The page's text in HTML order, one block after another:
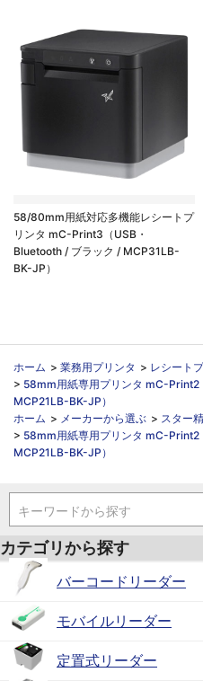
58/80mm用紙対応多機能レシートプ
リンタ mC-Print3（USB・
Bluetooth / ブラック / MCP31LB-
BK-JP）
ホーム > 業務用プリンタ > レシート
> 58mm用紙専用プリンタ mC-
MCP21LB-BK-JP）
ホーム > メーカーから選ぶ > スター
> 58mm用紙専用プリンタ mC-
MCP21LB-BK-JP）
キーワードから探す
カテゴリから探す
バーコードリーダー
モバイルリーダー
定置式リーダー